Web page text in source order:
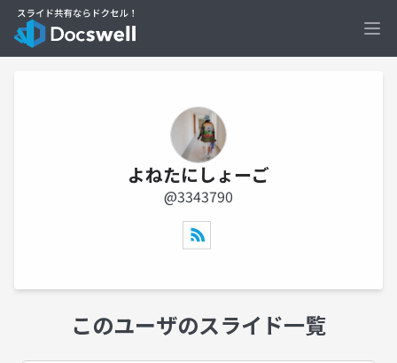
よねたにしょーご
@3343790
このユーザのスライド一覧